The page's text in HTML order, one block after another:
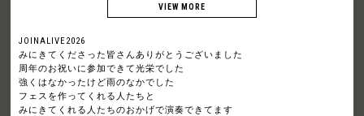
JOINALIVE2026
みにきてくださった皆さんありがとうございました
周年のお祝いに参加できて光栄でした
強くはなかったけど雨のなかでした
フェスを作ってくれる人たちと
みにきてくれる人たちのおかげで演奏できてます